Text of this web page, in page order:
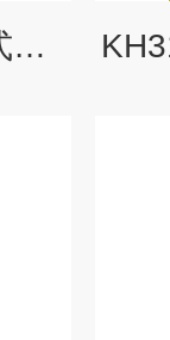
VB-Z9530一体化速度式振动信号变送器传感器